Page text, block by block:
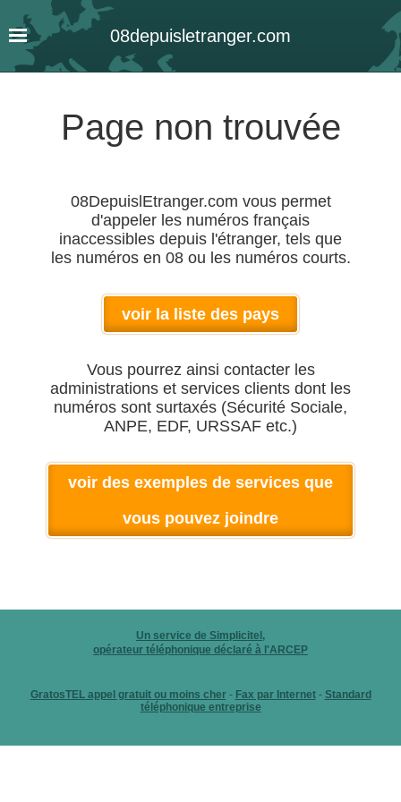
08depuisletranger.com
Page non trouvée
08DepuislEtranger.com vous permet
d'appeler les numéros français
inaccessibles depuis l'étranger, tels que
les numéros en 08 ou les numéros courts.
voir la liste des pays
Vous pourrez ainsi contacter les
administrations et services clients dont les
numéros sont surtaxés (Sécurité Sociale,
ANPE, EDF, URSSAF etc.)
voir des exemples de services que
vous pouvez joindre
Un service de Simplicitel,
opérateur téléphonique déclaré à l'ARCEP
GratosTEL appel gratuit ou moins cher- Fax par Internet- Standard
téléphonique entreprise